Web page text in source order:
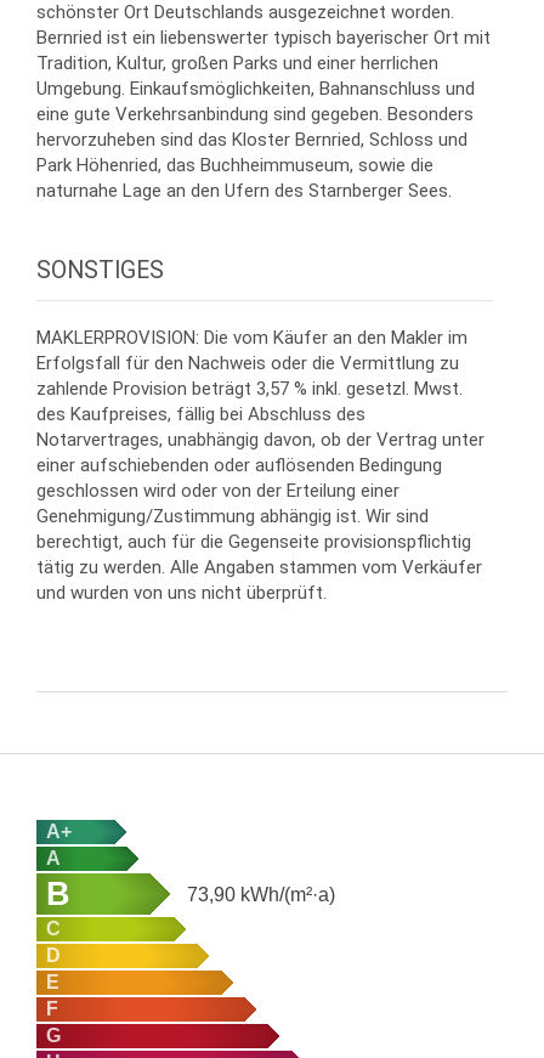
schönster Ort Deutschlands ausgezeichnet worden.
Bernried ist ein liebenswerter typisch bayerischer Ort mit
Tradition, Kultur, großen Parks und einer herrlichen
Umgebung. Einkaufsmöglichkeiten, Bahnanschluss und
eine gute Verkehrsanbindung sind gegeben. Besonders
hervorzuheben sind das Kloster Bernried, Schloss und
Park Höhenried, das Buchheimmuseum, sowie die
naturnahe Lage an den Ufern des Starnberger Sees.
SONSTIGES
MAKLERPROVISION: Die vom Käufer an den Makler im
Erfolgsfall für den Nachweis oder die Vermittlung zu
zahlende Provision beträgt 3,57 % inkl. gesetzl. Mwst.
des Kaufpreises, fällig bei Abschluss des
Notarvertrages, unabhängig davon, ob der Vertrag unter
einer aufschiebenden oder auflösenden Bedingung
geschlossen wird oder von der Erteilung einer
Genehmigung/Zustimmung abhängig ist. Wir sind
berechtigt, auch für die Gegenseite provisionspflichtig
tätig zu werden. Alle Angaben stammen vom Verkäufer
und wurden von uns nicht überprüft.
A+
A
B 73,90 kWh/(m²·a)
C
D
E
F
G